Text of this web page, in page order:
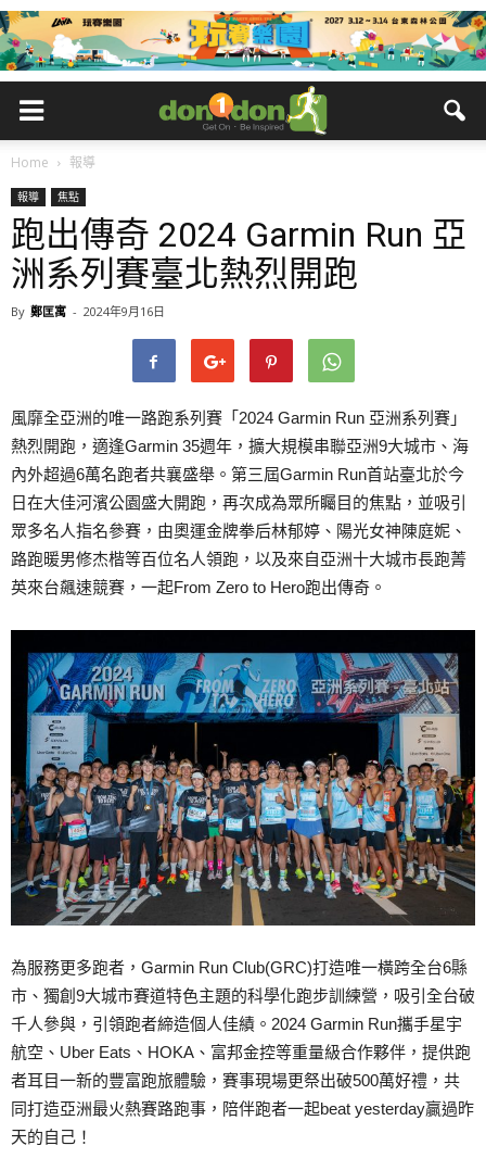
Home 報導
報導 焦點
跑出傳奇 2024 Garmin Run 亞
洲系列賽臺北熱烈開跑
By 鄭匡寓 - 2024年9月16日
風靡全亞洲的唯一路跑系列賽「2024 Garmin Run 亞洲系列賽」
熱烈開跑，適逢Garmin 35週年，擴大規模串聯亞洲9大城市、海
內外超過6萬名跑者共襄盛舉。第三屆Garmin Run首站臺北於今
日在大佳河濱公園盛大開跑，再次成為眾所矚目的焦點，並吸引
眾多名人指名參賽，由奧運金牌拳后林郁婷、陽光女神陳庭妮、
路跑暖男修杰楷等百位名人領跑，以及來自亞洲十大城市長跑菁
英來台飆速競賽，一起From Zero to Hero跑出傳奇。
為服務更多跑者，Garmin Run Club(GRC)打造唯一橫跨全台6縣
市、獨創9大城市賽道特色主題的科學化跑步訓練營，吸引全台破
千人參與，引領跑者締造個人佳績。2024 Garmin Run攜手星宇
航空、Uber Eats、HOKA、富邦金控等重量級合作夥伴，提供跑
者耳目一新的豐富跑旅體驗，賽事現場更祭出破500萬好禮，共
同打造亞洲最火熱賽路跑事，陪伴跑者一起beat yesterday贏過昨
天的自己！